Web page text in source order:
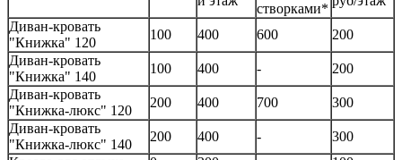
створками*
Диван-кровать
"Книжка" 120
100 400 600
200
Диван-кровать
"Книжка" 140
100 400 -
200
Диван-кровать
"Книжка-люкс" 120
200 400 700
300
Диван-кровать
"Книжка-люкс" 140
200 400 -
300